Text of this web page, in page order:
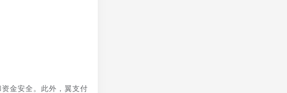
金安全。此外，翼支付